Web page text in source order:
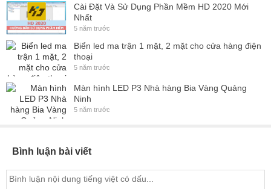
Cài Đặt Và Sử Dụng Phần Mềm HD 2020 Mới
Nhất
5 năm trước
Biển led ma trận 1 mặt, 2 mặt cho cửa hàng điện
thoại
5 năm trước
Màn hình LED P3 Nhà hàng Bia Vàng Quảng
Ninh
5 năm trước
Bình luận bài viết